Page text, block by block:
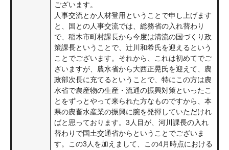
ございます。
人事交流とか人材登用ということで申し上げます
と、国との人事交流では、総務省の入れ替わり
で、稲木市町村課長から今度は清流の国づくり政
策課長ということで、辻川和希氏を迎えるという
ことでございます。それから、これは初めてでご
ざいますが、農水省から大西正晃氏を迎えて、農
政部次長に充てるということで、特にこの方は農
水省で農産物の生産・流通の振興対策といったこ
とをずっとやって来られた方なものですから、本
県の農畜水産業の振興に腕を発揮していただけれ
ばと思っております。3人目が、河川課長の入れ
替わりで国土交通省からということでございま
す。この3人を加えまして、この4月時点における